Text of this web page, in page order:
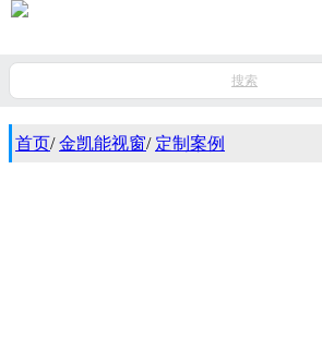
搜索
首页/ 金凯能视窗/ 定制案例